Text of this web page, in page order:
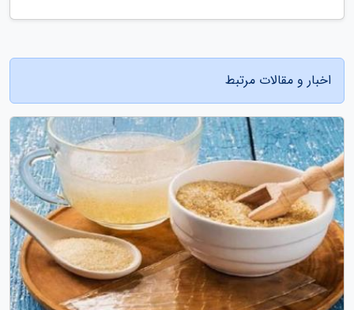
اخبار و مقالات مرتبط